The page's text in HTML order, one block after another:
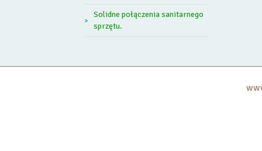
Solidne połączenia sanitarnego
sprzętu.